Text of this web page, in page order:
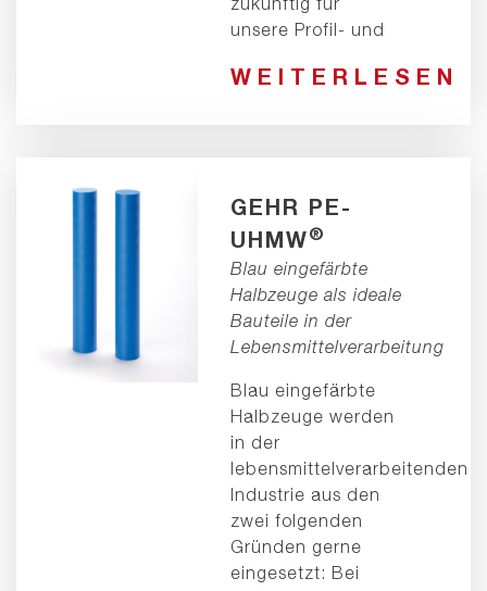
unsere Profil- und
WEITERLESEN
GEHR PE-
UHMW®
Blau eingefärbte
Halbzeuge als ideale
Bauteile in der
Lebensmittelverarbeitung
Blau eingefärbte
Halbzeuge werden
in der
lebensmittelverarbeitenden
Industrie aus den
zwei folgenden
Gründen gerne
eingesetzt: Bei